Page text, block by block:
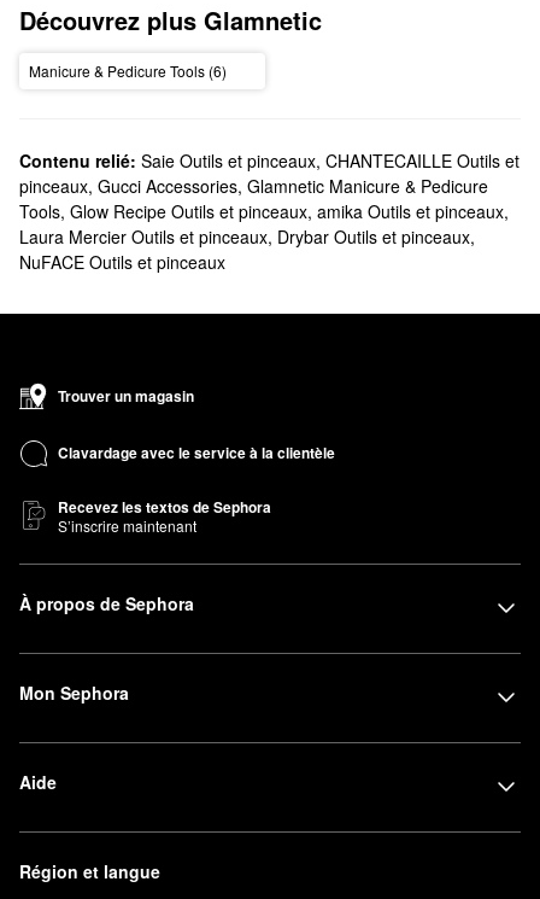
Découvrez plus Glamnetic
Manicure & Pedicure Tools (6)
Contenu relié: Saie Outils et pinceaux, CHANTECAILLE Outils et
pinceaux, Gucci Accessories, Glamnetic Manicure & Pedicure
Tools, Glow Recipe Outils et pinceaux, amika Outils et pinceaux,
Laura Mercier Outils et pinceaux, Drybar Outils et pinceaux,
NuFACE Outils et pinceaux
Trouver un magasin
Clavardage avec le service à la clientèle
Recevez les textos de Sephora
S’inscrire maintenant
À propos de Sephora
Mon Sephora
Aide
Région et langue